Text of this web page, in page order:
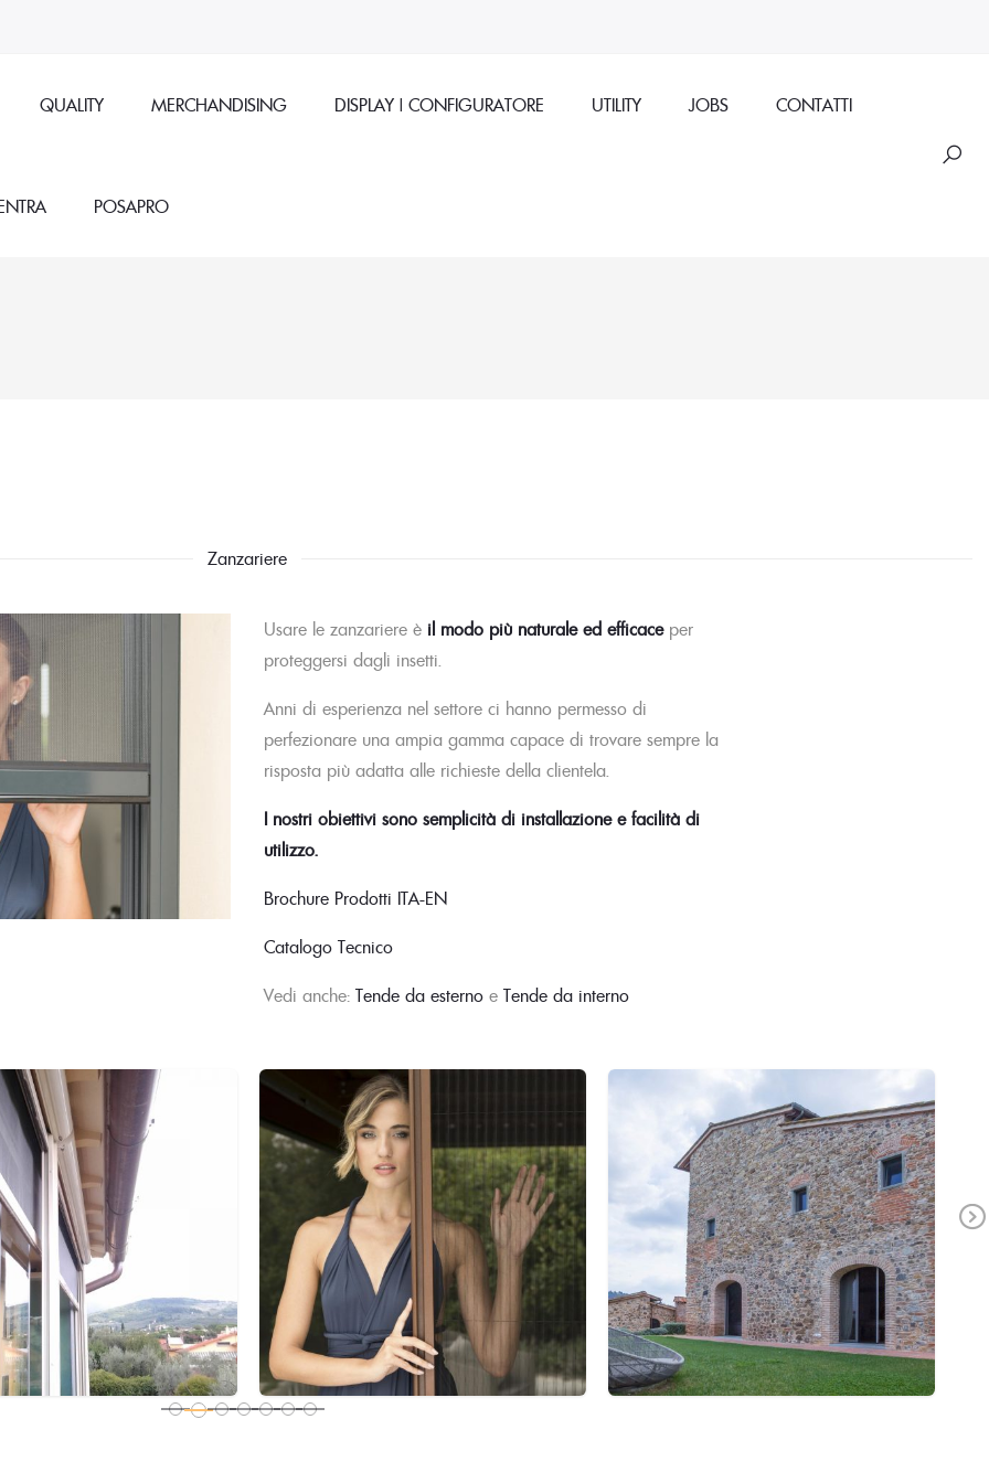
QUALITY MERCHANDISING DISPLAY | CONFIGURATORE UTILITY JOBS CONTATTI
POSAPRO
Zanzariere
Usare le zanzariere è il modo più naturale ed efficaceper
proteggersi dagli insetti.
Anni di esperienza nel settore ci hanno permesso di
perfezionare una ampia gamma capace di trovare sempre la
risposta più adatta alle richieste della clientela.
I nostri obiettivi sono semplicità di installazione e facilità di
utilizzo.
Brochure Prodotti ITA-EN
Catalogo Tecnico
Vedi anche: Tende da esterno e Tende da interno